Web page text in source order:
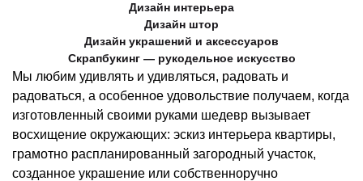
Дизайн интерьера
Дизайн штор
Дизайн украшений и аксессуаров
Скрапбукинг — рукодельное искусство
Мы любим удивлять и удивляться, радовать и
радоваться, а особенное удовольствие получаем, когда
изготовленный своими руками шедевр вызывает
восхищение окружающих: эскиз интерьера квартиры,
грамотно распланированный загородный участок,
созданное украшение или собственноручно